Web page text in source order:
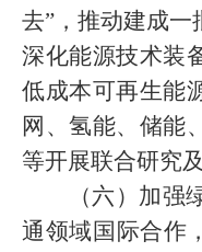
去”，推动建成一
深化能源技术装
低成本可再生能
网、氢能、储能
等开展联合研究
（六）加强绿
通领域国际合作